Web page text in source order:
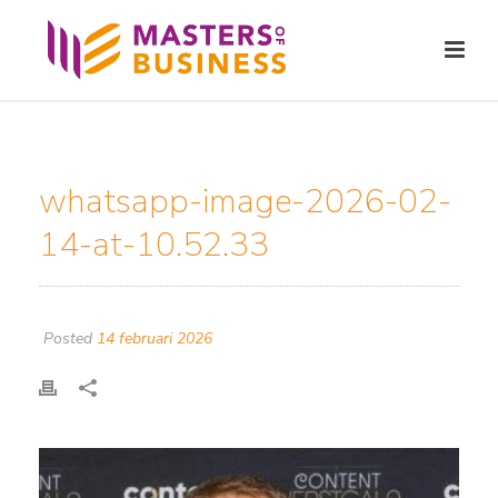
whatsapp-image-2026-02-
14-at-10.52.33
Posted 14 februari 2026